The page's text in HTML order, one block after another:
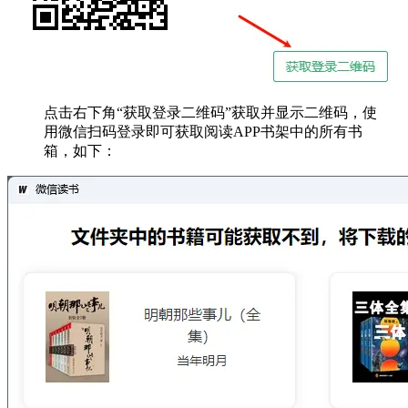
点击右下角“获取登录二维码”获取并显示二维码，使
用微信扫码登录即可获取阅读APP书架中的所有书
箱，如下：